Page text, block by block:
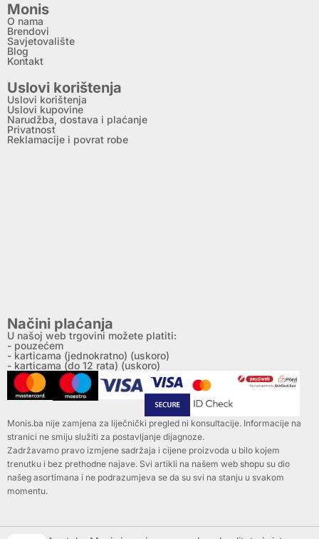
Monis
O nama
Brendovi
Savjetovalište
Blog
Kontakt
Uslovi korištenja
Uslovi korištenja
Uslovi kupovine
Narudžba, dostava i plaćanje
Privatnost
Reklamacije i povrat robe
Načini plaćanja
U našoj web trgovini možete platiti:
- pouzećem
- karticama (jednokratno) (uskoro)
- karticama (do 12 rata) (uskoro)
Monis.ba nije zamjena za liječnički pregled ni konsultacije. Informacije na
stranici ne smiju služiti za postavljanje dijagnoze.
Zadržavamo pravo izmjene sadržaja i cijene proizvoda u bilo kojem
trenutku i bez prethodne najave. Svi artikli na našem web shopu su dio
našeg asortimana i ne podrazumjeva se da su svi na stanju u svakom
momentu.